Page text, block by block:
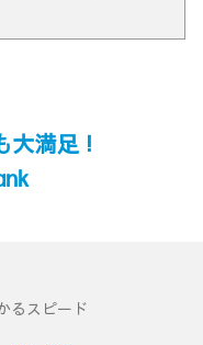
大満足！
るスピード